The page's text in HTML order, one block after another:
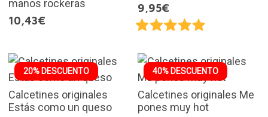
manos rockeras
10,43€
9,95€
20% DESCUENTO
Calcetines originales
Estás como un queso
40% DESCUENTO
Calcetines originales Me
pones muy hot